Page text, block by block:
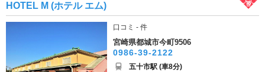
HOTEL M (ホテル エム)
口コミ - 件
宮崎県都城市今町9506
0986-39-2122
五十市駅 (車8分)